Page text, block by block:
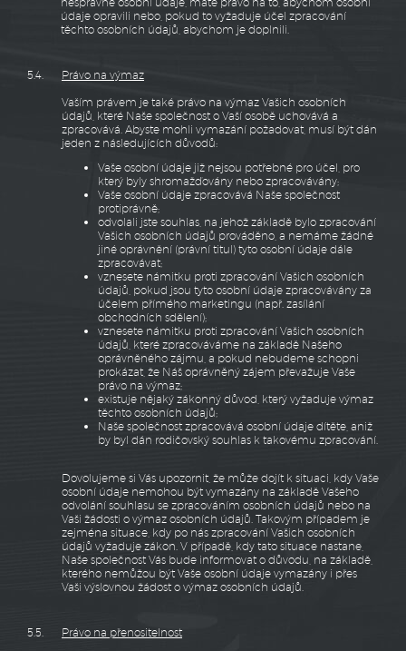
údaje opravili nebo, pokud to vyžaduje účel zpracování
těchto osobních údajů, abychom je doplnili.
5.4.
Právo na výmaz
Vaším právem je také právo na výmaz Vašich osobních
údajů, které Naše společnost o Vaší osobě uchovává a
zpracovává. Abyste mohli vymazání požadovat, musí být dán
jeden z následujících důvodů:
Vaše osobní údaje již nejsou potřebné pro účel, pro
který byly shromažďovány nebo zpracovávány;
Vaše osobní údaje zpracovává Naše společnost
protiprávně;
odvolali jste souhlas, na jehož základě bylo zpracování
Vašich osobních údajů prováděno, a nemáme žádné
jiné oprávnění (právní titul) tyto osobní údaje dále
zpracovávat;
vznesete námitku proti zpracování Vašich osobních
údajů, pokud jsou tyto osobní údaje zpracovávány za
účelem přímého marketingu (např. zasílání
obchodních sdělení);
vznesete námitku proti zpracování Vašich osobních
údajů, které zpracováváme na základě Našeho
oprávněného zájmu, a pokud nebudeme schopni
prokázat, že Náš oprávněný zájem převažuje Vaše
právo na výmaz;
existuje nějaký zákonný důvod, který vyžaduje výmaz
těchto osobních údajů;
Naše společnost zpracovává osobní údaje dítěte, aniž
by byl dán rodičovský souhlas k takovému zpracování.
Dovolujeme si Vás upozornit, že může dojít k situaci, kdy Vaše
osobní údaje nemohou být vymazány na základě Vašeho
odvolání souhlasu se zpracováním osobních údajů nebo na
Vaši žádosti o výmaz osobních údajů. Takovým případem je
zejména situace, kdy po nás zpracování Vašich osobních
údajů vyžaduje zákon. V případě, kdy tato situace nastane,
Naše společnost Vás bude informovat o důvodu, na základě,
kterého nemůžou být Vaše osobní údaje vymazány i přes
Vaši výslovnou žádost o výmaz osobních údajů.
5.5.
Právo na přenositelnost